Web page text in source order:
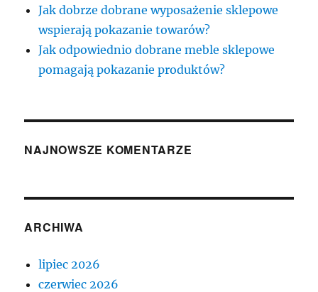
Jak dobrze dobrane wyposażenie sklepowe
wspierają pokazanie towarów?
Jak odpowiednio dobrane meble sklepowe
pomagają pokazanie produktów?
NAJNOWSZE KOMENTARZE
ARCHIWA
lipiec 2026
czerwiec 2026